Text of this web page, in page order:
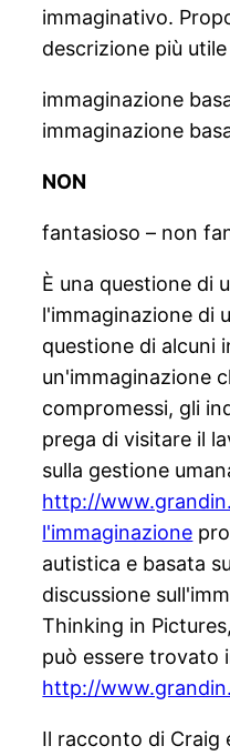
immaginativo.
descrizione più utile
immaginazione
immaginazione
NON
fantasioso – non
È una questione di
l'immaginazione di
questione di alcuni
un'immaginazione
compromessi, gli
prega di visitare il
sulla gestione
http://
l'immaginazione
autistica e basata
discussione
Thinking in
può essere trovato
http://
Il racconto di Craig